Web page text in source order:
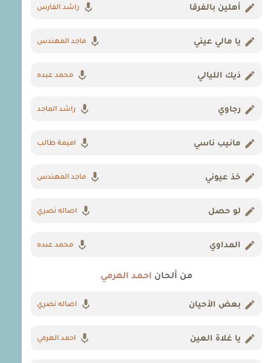
أهلين بالفرقا راشد الفارس
يا مالي عيني ماجد المهندس
ذيك الليالي محمد عبده
رجاوي راشد الماجد
مانيب ناسي اميمة طالب
خذ عيوني ماجد المهندس
لو حصل اصاله نصري
المداوي محمد عبده
من ألحان احمد الهرمي
بعض الأحيان اصاله نصري
يا غلاة العين احمد الهرمي